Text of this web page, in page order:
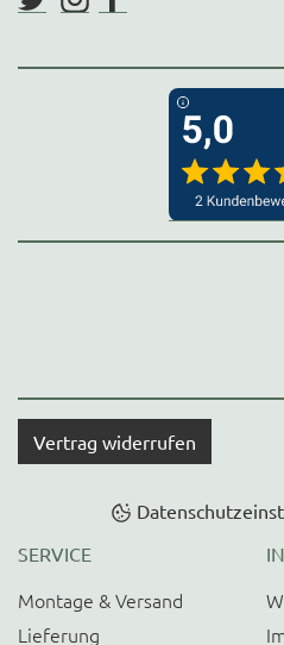
Vertrag widerrufen
SERVICE
Montage & Versand
Lieferung